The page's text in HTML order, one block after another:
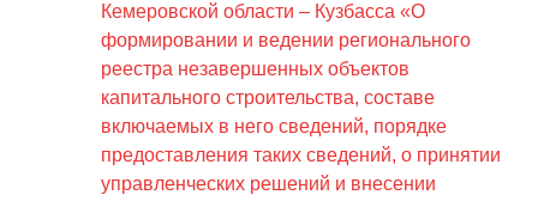
Кемеровской области – Кузбасса «О
формировании и ведении регионального
реестра незавершенных объектов
капитального строительства, составе
включаемых в него сведений, порядке
предоставления таких сведений, о принятии
управленческих решений и внесении